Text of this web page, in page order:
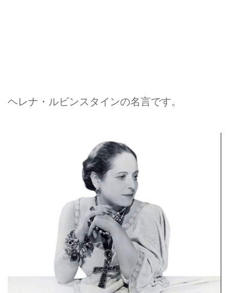
ヘレナ・ルビンスタインの名言です。